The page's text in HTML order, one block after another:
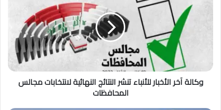
وكالة آخر الأخبار للأنباء تنشر النتائج النهائية لانتخابات مجالس
المحافظات